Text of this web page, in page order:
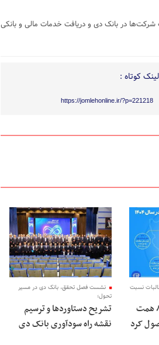
در بانک دی و دریافت خدمات مالی و بانکی
لینک کوتاه :
https://jomlehonline.ir/?p=221218
مطالبات نسبت
بانک صادرات ایران ۸۴ همت
کرد
نشست فصل تحقق، بانک دی در مسیر
تحول؛
تشریح دستاوردها و ترسیم
نقشه راه سودآوری بانک دی